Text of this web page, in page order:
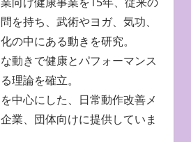
を持ち、武術やヨガ、気功、
の中にある動きを研究。
動きで健康とパフォーマンス
理論を確立。
中心にした、日常動作改善メ
業、団体向けに提供していま